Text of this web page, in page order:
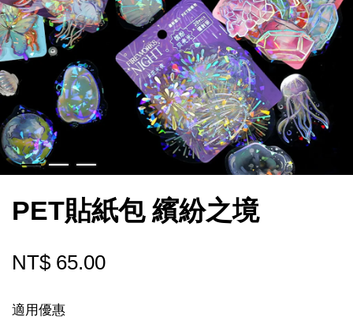
PET貼紙包 繽紛之境
NT$ 65.00
適用優惠